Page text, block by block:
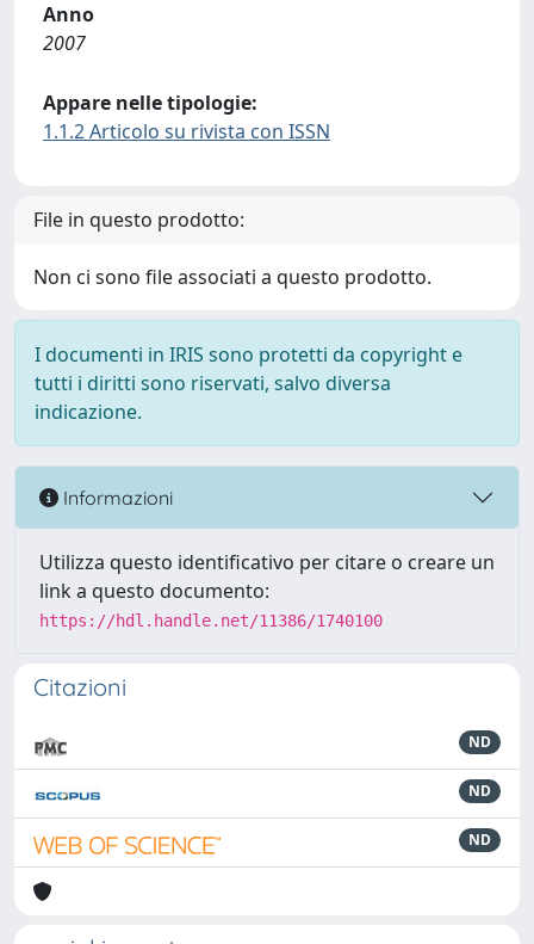
Anno
2007
Appare nelle tipologie:
1.1.2 Articolo su rivista con ISSN
File in questo prodotto:
Non ci sono file associati a questo prodotto.
I documenti in IRIS sono protetti da copyright e
tutti i diritti sono riservati, salvo diversa
indicazione.
Informazioni
Utilizza questo identificativo per citare o creare un
link a questo documento:
https://hdl.handle.net/11386/1740100
Citazioni
ND
ND
ND